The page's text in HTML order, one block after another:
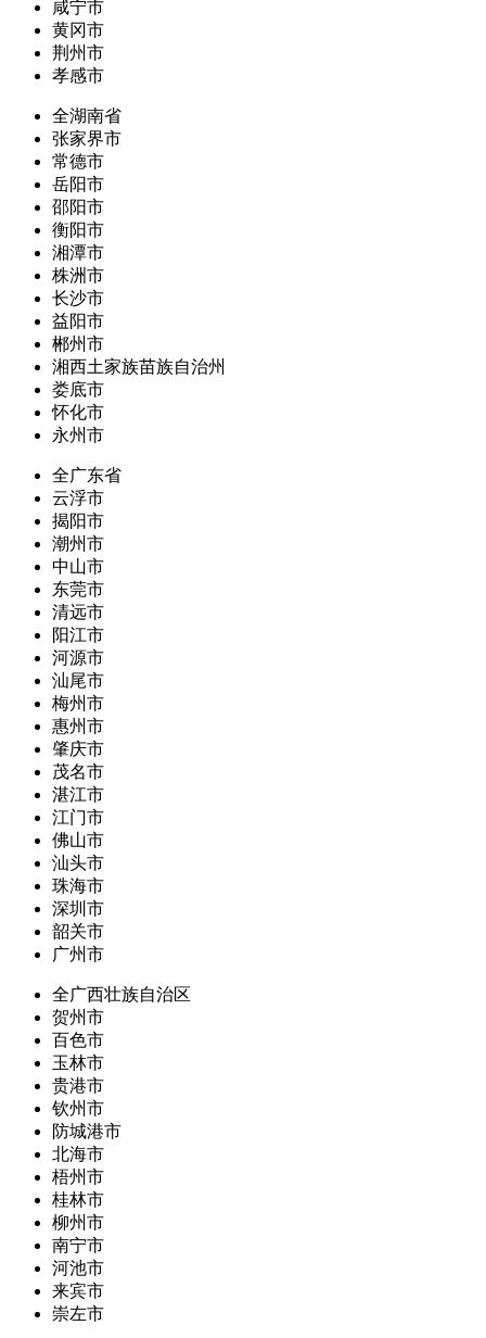
咸宁市
黄冈市
荆州市
孝感市
全湖南省
张家界市
常德市
岳阳市
邵阳市
衡阳市
湘潭市
株洲市
长沙市
益阳市
郴州市
湘西土家族苗族自治州
娄底市
怀化市
永州市
全广东省
云浮市
揭阳市
潮州市
中山市
东莞市
清远市
阳江市
河源市
汕尾市
梅州市
惠州市
肇庆市
茂名市
湛江市
江门市
佛山市
汕头市
珠海市
深圳市
韶关市
广州市
全广西壮族自治区
贺州市
百色市
玉林市
贵港市
钦州市
防城港市
北海市
梧州市
桂林市
柳州市
南宁市
河池市
来宾市
崇左市